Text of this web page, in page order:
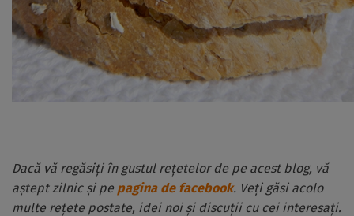
Dacă vă regăsiți în gustul rețetelor de pe acest blog, vă
aștept zilnic și pe pagina de facebook. Veți găsi acolo
multe rețete postate, idei noi și discuții cu cei interesați.